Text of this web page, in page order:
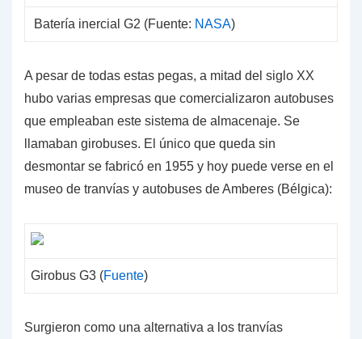
Batería inercial G2 (Fuente: NASA)
A pesar de todas estas pegas, a mitad del siglo XX
hubo varias empresas que comercializaron autobuses
que empleaban este sistema de almacenaje. Se
llamaban girobuses. El único que queda sin
desmontar se fabricó en 1955 y hoy puede verse en el
museo de tranvías y autobuses de Amberes (Bélgica):
Girobus G3 (Fuente)
Surgieron como una alternativa a los tranvías